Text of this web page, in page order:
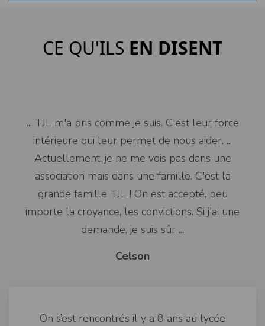
CE QU'ILS EN DISENT
... TJL m'a pris comme je suis. C'est leur force
intérieure qui leur permet de nous aider. ...
Actuellement, je ne me vois pas dans une
association mais dans une famille. C'est la
grande famille TJL ! On est accepté, peu
importe la croyance, les convictions. Si j'ai une
demande, je suis sûr ...
Celson
On s’est rencontrés il y a 8 ans au lycée